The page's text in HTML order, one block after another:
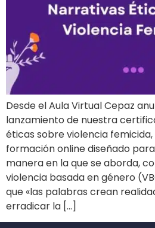
Desde el Aula Virtual Cepaz
lanzamiento de nuestra
éticas sobre violencia
formación online diseñado
manera en la que se aborda,
violencia basada en género
que «las palabras crean
erradicar la […]